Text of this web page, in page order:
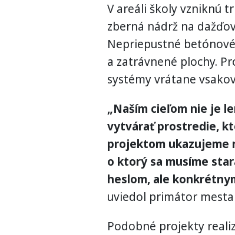
V areáli školy vzniknú
zberná nádrž na
Nepriepustné
a zatrávnené plochy.
systémy vrátane
„Naším cieľom nie je
vytvárať prostredie,
projektom ukazujeme
o ktorý sa musíme
heslom, ale
uviedol primátor
Podobné projekty